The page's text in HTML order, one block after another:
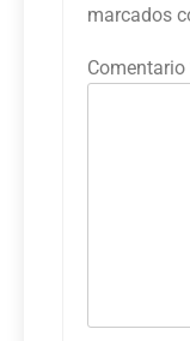
marcados
Comentario